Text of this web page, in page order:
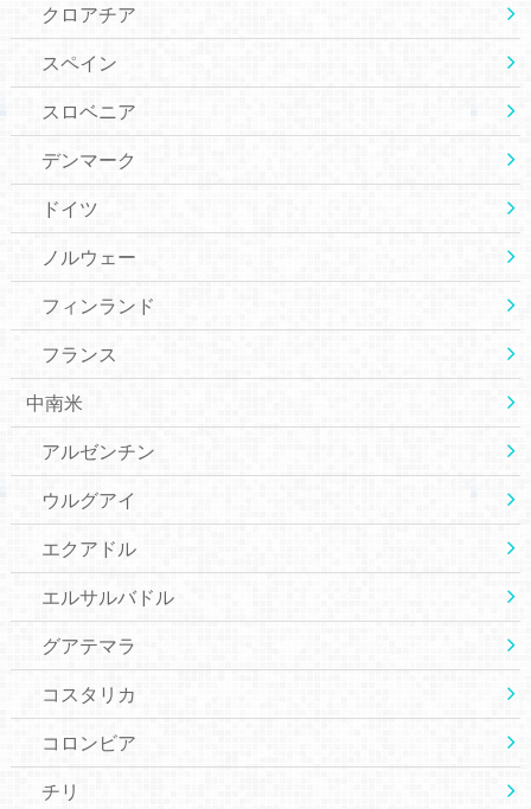
クロアチア
スペイン
スロベニア
デンマーク
ドイツ
ノルウェー
フィンランド
フランス
中南米
アルゼンチン
ウルグアイ
エクアドル
エルサルバドル
グアテマラ
コスタリカ
コロンビア
チリ